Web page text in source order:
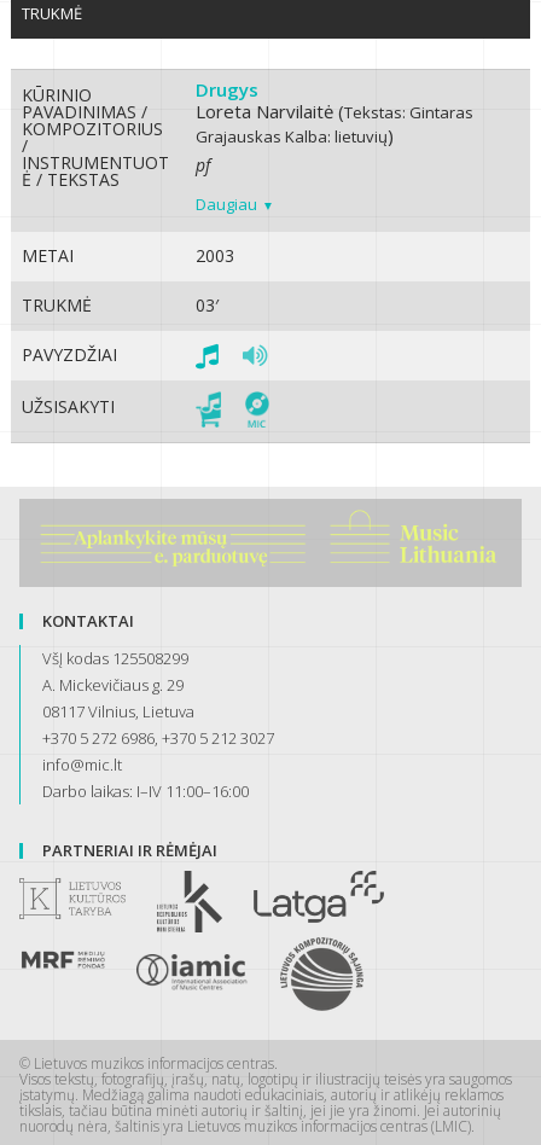
TRUKMĖ
KŪRINIO
PAVADINIMAS /
KOMPOZITORIUS
/
INSTRUMENTUOT
Ė / TEKSTAS
Drugys
Loreta Narvilaitė (Tekstas: Gintaras
GrajauskasKalba: lietuvių)
pf
Daugiau
METAI 2003
TRUKMĖ 03′
PAVYZDŽIAI
UŽSISAKYTI
KONTAKTAI
VšĮ kodas 125508299
A. Mickevičiaus g. 29
08117 Vilnius, Lietuva
+370 5 272 6986, +370 5 212 3027
info@mic.lt
Darbo laikas: I–IV 11:00–16:00
PARTNERIAI IR RĖMĖJAI
© Lietuvos muzikos informacijos centras.
Visos tekstų, fotografijų, įrašų, natų, logotipų ir iliustracijų teisės yra saugomos
įstatymų. Medžiagą galima naudoti edukaciniais, autorių ir atlikėjų reklamos
tikslais, tačiau būtina minėti autorių ir šaltinį, jei jie yra žinomi. Jei autorinių
nuorodų nėra, šaltinis yra Lietuvos muzikos informacijos centras (LMIC).